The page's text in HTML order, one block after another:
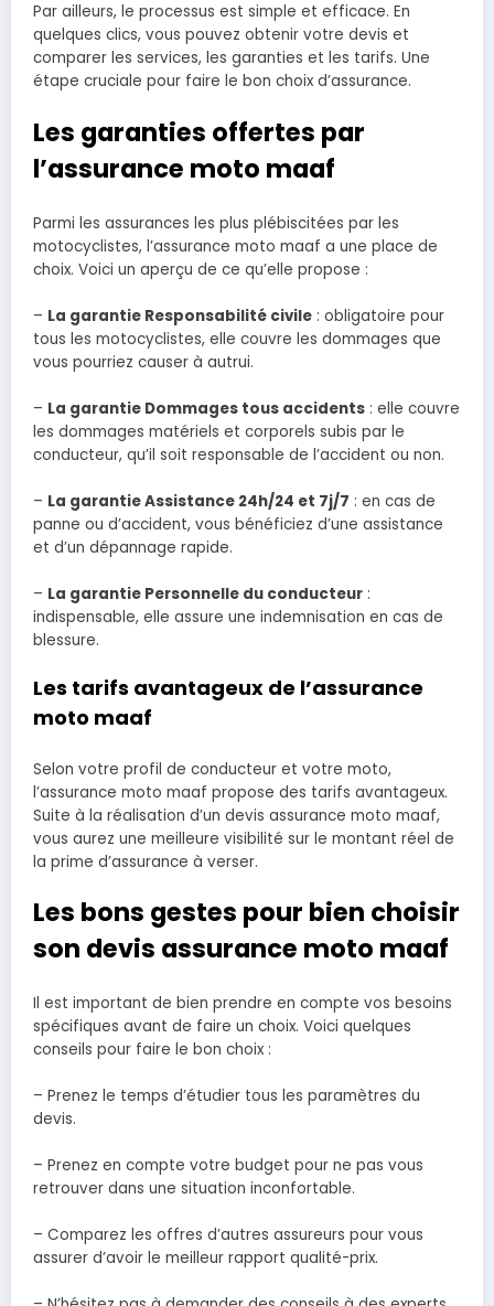
Par ailleurs, le processus est simple et efficace. En
quelques clics, vous pouvez obtenir votre devis et
comparer les services, les garanties et les tarifs. Une
étape cruciale pour faire le bon choix d’assurance.
Les garanties offertes par
l’assurance moto maaf
Parmi les assurances les plus plébiscitées par les
motocyclistes, l’assurance moto maaf a une place de
choix. Voici un aperçu de ce qu’elle propose :
– La garantie Responsabilité civile : obligatoire pour
tous les motocyclistes, elle couvre les dommages que
vous pourriez causer à autrui.
– La garantie Dommages tous accidents : elle couvre
les dommages matériels et corporels subis par le
conducteur, qu’il soit responsable de l’accident ou non.
– La garantie Assistance 24h/24 et 7j/7 : en cas de
panne ou d’accident, vous bénéficiez d’une assistance
et d’un dépannage rapide.
– La garantie Personnelle du conducteur :
indispensable, elle assure une indemnisation en cas de
blessure.
Les tarifs avantageux de l’assurance
moto maaf
Selon votre profil de conducteur et votre moto,
l’assurance moto maaf propose des tarifs avantageux.
Suite à la réalisation d’un devis assurance moto maaf,
vous aurez une meilleure visibilité sur le montant réel de
la prime d’assurance à verser.
Les bons gestes pour bien choisir
son devis assurance moto maaf
Il est important de bien prendre en compte vos besoins
spécifiques avant de faire un choix. Voici quelques
conseils pour faire le bon choix :
– Prenez le temps d’étudier tous les paramètres du
devis.
– Prenez en compte votre budget pour ne pas vous
retrouver dans une situation inconfortable.
– Comparez les offres d’autres assureurs pour vous
assurer d’avoir le meilleur rapport qualité-prix.